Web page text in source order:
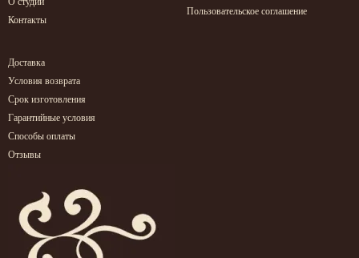
Контакты
Пользовательское соглашение
Доставка
Условия возврата
Срок изготовления
Гарантийные условия
Способы оплаты
Отзывы